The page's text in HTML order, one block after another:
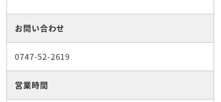
お問い合わせ
0747-52-2619
営業時間